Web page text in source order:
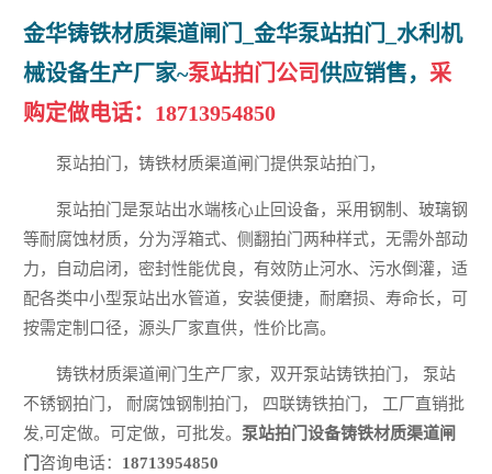
金华铸铁材质渠道闸门_金华泵站拍门_水利机
械设备生产厂家~泵站拍门公司供应销售，采
购定做电话： 18713954850
泵站拍门，铸铁材质渠道闸门提供泵站拍门，
泵站拍门是泵站出水端核心止回设备，采用钢制、玻璃钢
等耐腐蚀材质，分为浮箱式、侧翻拍门两种样式，无需外部动
力，自动启闭，密封性能优良，有效防止河水、污水倒灌，适
配各类中小型泵站出水管道，安装便捷，耐磨损、寿命长，可
按需定制口径，源头厂家直供，性价比高。
铸铁材质渠道闸门生产厂家，双开泵站铸铁拍门， 泵站
不锈钢拍门， 耐腐蚀钢制拍门， 四联铸铁拍门， 工厂直销批
发,可定做。可定做，可批发。泵站拍门设备铸铁材质渠道闸
门 咨询电话： 18713954850